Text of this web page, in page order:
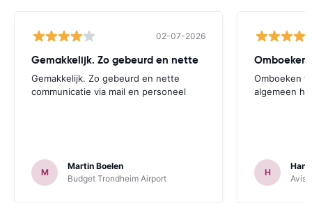
02-07-2026
Gemakkelijk. Zo gebeurd en nette
Gemakkelijk. Zo gebeurd en nette
communicatie via mail en personeel
M
Martin Boelen
Budget Trondheim Airport
Omboeken
Omboeken
algemeen
H
Avis